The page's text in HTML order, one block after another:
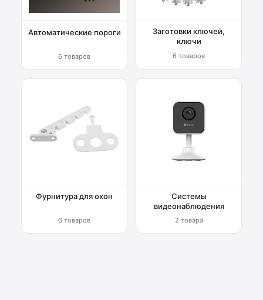
Автоматические пороги
6 товаров
Заготовки ключей,
ключи
6 товаров
Фурнитура для окон
6 товаров
Системы
видеонаблюдения
2 товара